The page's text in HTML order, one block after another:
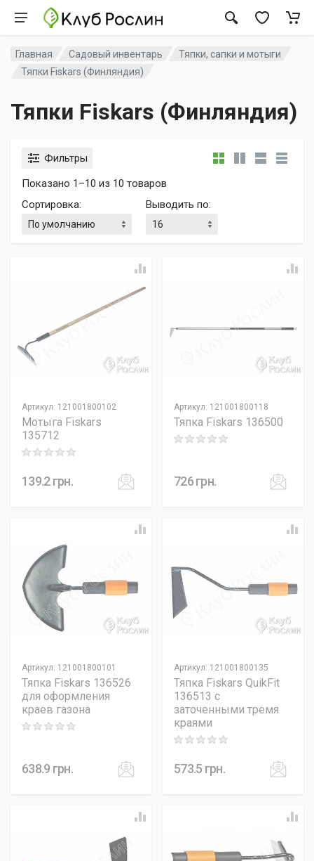
Главная Садовый инвентарь
Тяпки, сапки и мотыги
Тяпки Fiskars (Финляндия)
Тяпки Fiskars (Финляндия)
Фильтры
Показано 1–10 из 10 товаров
Сортировка: Выводить по:
Артикул: 121001800102
Мотыга Fiskars
135712
Rating: 0 out of 5
139.2 грн.
Артикул: 121001800118
Тяпка Fiskars 136500
Rating: 0 out of 5
726грн.
Артикул: 121001800101
Тяпка Fiskars 136526
для оформления
краев газона
Rating: 0 out of 5
638.9 грн.
Артикул: 121001800135
Тяпка Fiskars QuikFit
136513 с
заточенными тремя
краями
Rating: 0 out of 5
573.5 грн.